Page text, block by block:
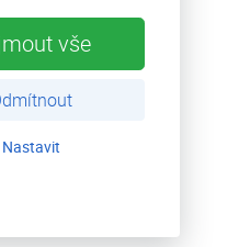
vše
Nastavit